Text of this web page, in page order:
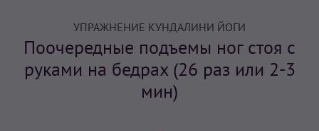
УПРАЖНЕНИЕ КУНДАЛИНИ ЙОГИ
Поочередные подъемы ног стоя с
руками на бедрах (26 раз или 2-3
мин)